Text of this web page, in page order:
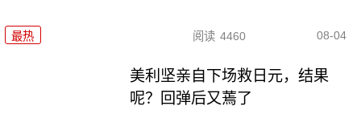
最热 阅读 4460 08-04
美利坚亲自下场救日元，结果
呢？回弹后又蔫了